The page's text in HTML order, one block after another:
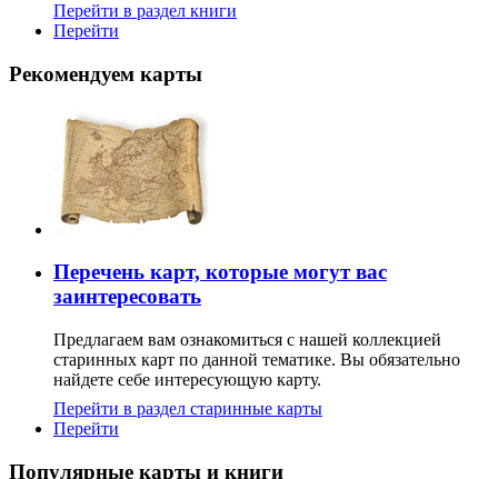
Перейти в раздел книги
Перейти
Рекомендуем карты
Перечень карт, которые могут вас
заинтересовать
Предлагаем вам ознакомиться с нашей коллекцией
старинных карт по данной тематике. Вы обязательно
найдете себе интересующую карту.
Перейти в раздел старинные карты
Перейти
Популярные карты и книги